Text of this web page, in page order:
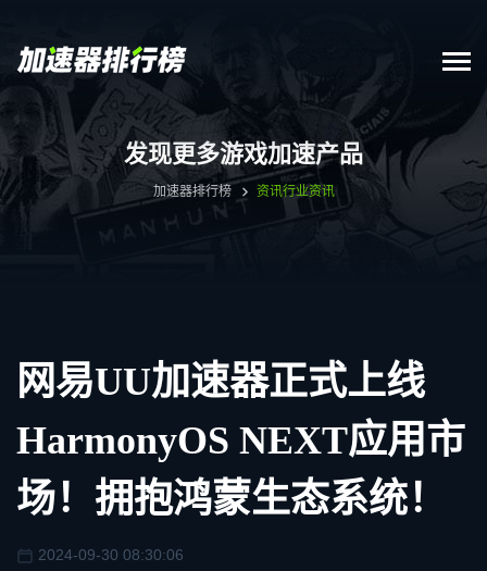
发现更多游戏加速产品
加速器排行榜 资讯行业资讯
网易UU加速器正式上线
HarmonyOS NEXT应用市
场！拥抱鸿蒙生态系统！
2024-09-30 08:30:06